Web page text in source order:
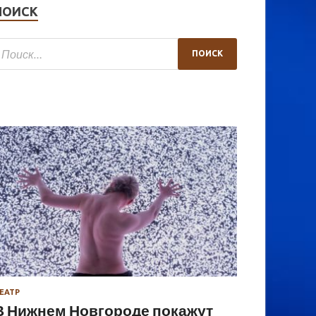
Нижнем Новгороде покажут